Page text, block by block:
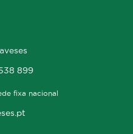
899
fixa nacional